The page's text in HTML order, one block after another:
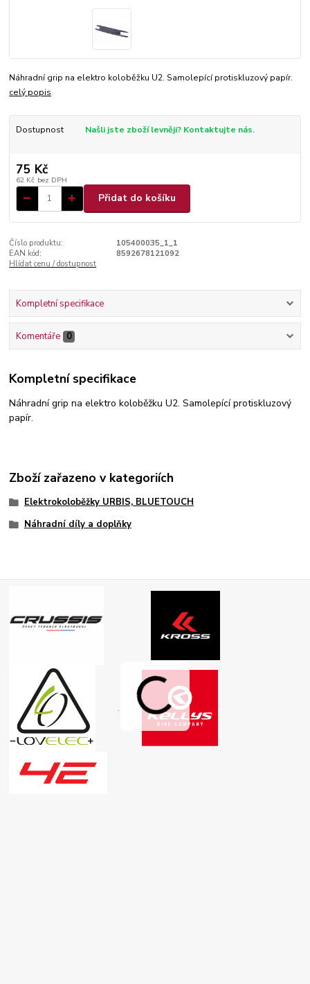
Náhradní grip na elektro koloběžku U2. Samolepící protiskluzový papír.
celý popis
Dostupnost Našli jste zboží levněji? Kontaktujte nás.
75 Kč
62 Kč bez DPH
Přidat do košíku
Číslo produktu:
105400035_1_1
EAN kód:
8592678121092
Hlídat cenu / dostupnost
Kompletní specifikace
Komentáře 0
Kompletní specifikace
Náhradní grip na elektro koloběžku U2. Samolepící protiskluzový
papír.
Zboží zařazeno v kategoriích
Elektrokoloběžky URBIS, BLUETOUCH
Náhradní díly a doplňky
.